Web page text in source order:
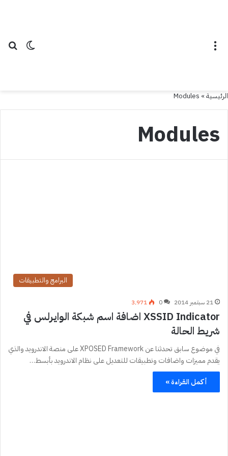
الوضع
الرئيسية»
Modules
Modules
البرامج والتطبيقات
21 سبتمبر 2014 0 3٬971
XSSID Indicator اضافة اسم شبكة الوايرلس في
شريط الحالة
في موضوع سابق تحدثنا عن XPOSED Framework على منصة الاندرويد والذي
يقدم مميزات واضافات وتطبيقات للتعديل على نظام الاندرويد بأبسط…
أكمل القراءة »